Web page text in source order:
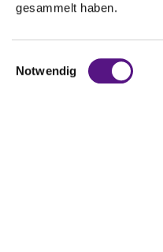
gesammelt haben.
Einwilligungsauswahl
Notwendig
THE
FOR